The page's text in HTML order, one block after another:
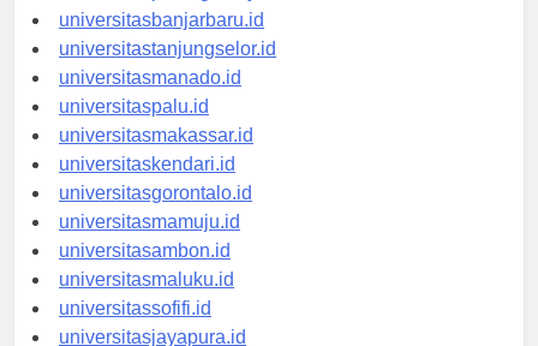
universitaspalangkaraya.id
universitasbanjarbaru.id
universitastanjungselor.id
universitasmanado.id
universitaspalu.id
universitasmakassar.id
universitaskendari.id
universitasgorontalo.id
universitasmamuju.id
universitasambon.id
universitasmaluku.id
universitassofifi.id